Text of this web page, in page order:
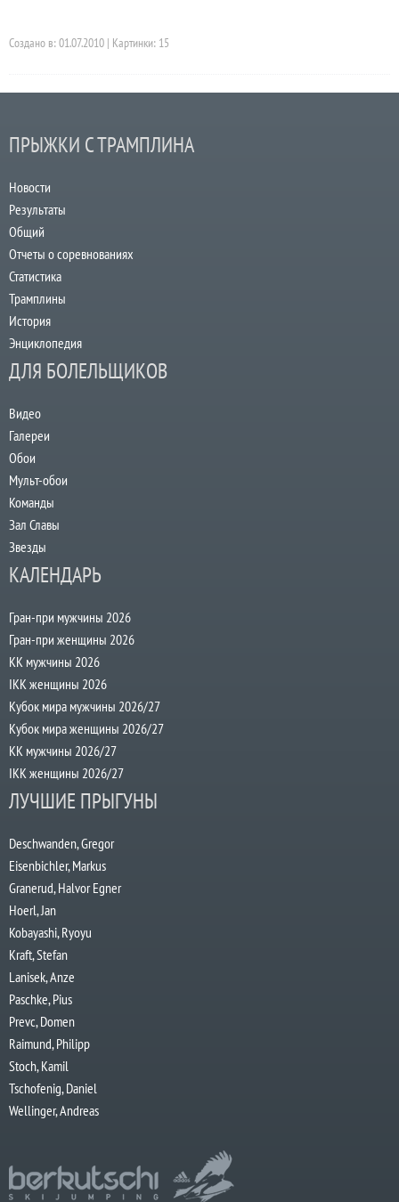
Создано в: 01.07.2010 | Картинки: 15
ПРЫЖКИ С ТРАМПЛИНА
Новости
Результаты
Общий
Отчеты о соревнованиях
Статистика
Трамплины
История
Энциклопедия
ДЛЯ БОЛЕЛЬЩИКОВ
Видео
Галереи
Обои
Мульт-обои
Команды
Зал Славы
Звезды
КАЛЕНДАРЬ
Гран-при мужчины 2026
Гран-при женщины 2026
КК мужчины 2026
IKK женщины 2026
Кубок мира мужчины 2026/27
Кубок мира женщины 2026/27
КК мужчины 2026/27
IKK женщины 2026/27
ЛУЧШИЕ ПРЫГУНЫ
Deschwanden, Gregor
Eisenbichler, Markus
Granerud, Halvor Egner
Hoerl, Jan
Kobayashi, Ryoyu
Kraft, Stefan
Lanisek, Anze
Paschke, Pius
Prevc, Domen
Raimund, Philipp
Stoch, Kamil
Tschofenig, Daniel
Wellinger, Andreas